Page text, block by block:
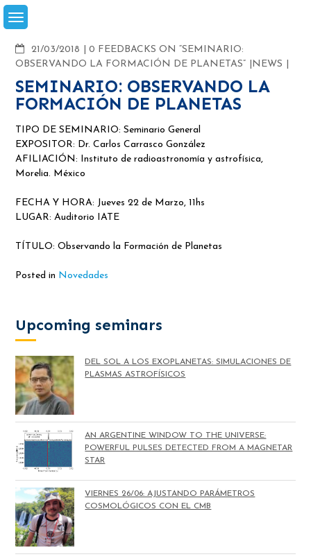
Skip
to
21/03/2018
COMMENTS
0 FEEDBACKS ON “SEMINARIO:
OBSERVANDO LA FORMACIÓN DE PLANETAS”
NEWS
SEMINARIO: OBSERVANDO LA
FORMACIÓN DE PLANETAS
TIPO DE SEMINARIO: Seminario General
EXPOSITOR: Dr. Carlos Carrasco González
AFILIACIÓN: Instituto de radioastronomía y astrofísica,
Morelia. México
FECHA Y HORA: Jueves 22 de Marzo, 11hs
LUGAR: Auditorio IATE
TÍTULO: Observando la Formación de Planetas
Posted in Novedades
Upcoming seminars
DEL SOL A LOS EXOPLANETAS: SIMULACIONES DE
PLASMAS ASTROFÍSICOS
AN ARGENTINE WINDOW TO THE UNIVERSE:
POWERFUL PULSES DETECTED FROM A MAGNETAR
STAR
VIERNES 26/06: AJUSTANDO PARÁMETROS
COSMOLÓGICOS CON EL CMB